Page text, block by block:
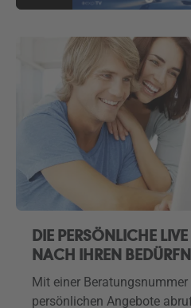
DIE PERSÖNLICHE
NACH IHREN
Mit einer
persönlichen Angebote